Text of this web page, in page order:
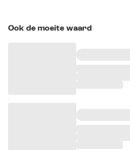
Ook de moeite waard